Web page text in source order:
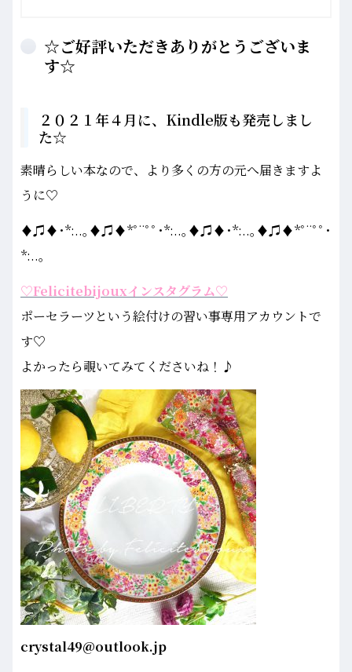
☆ご好評いただきありがとうございま
す☆
２０２１年４月に、Kindle版も発売しまし
た☆
素晴らしい本なので、より多くの方の元へ届きますよ
うに♡
♦♫♦･*:..｡♦♫♦*ﾟ¨ﾟﾟ･*:..｡♦♫♦･*:..｡♦♫♦*ﾟ¨ﾟﾟ･
*:..｡
♡Felicitebijouxインスタグラム♡
ポーセラーツという絵付けの習い事専用アカウントで
す♡
よかったら覗いてみてくださいね！♪
crystal49@outlook.jp